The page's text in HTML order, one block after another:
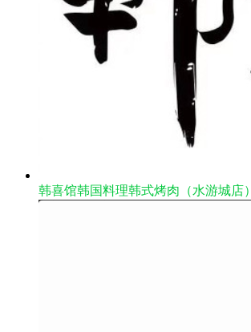
韩喜馆韩国料理韩式烤肉（水游城店）